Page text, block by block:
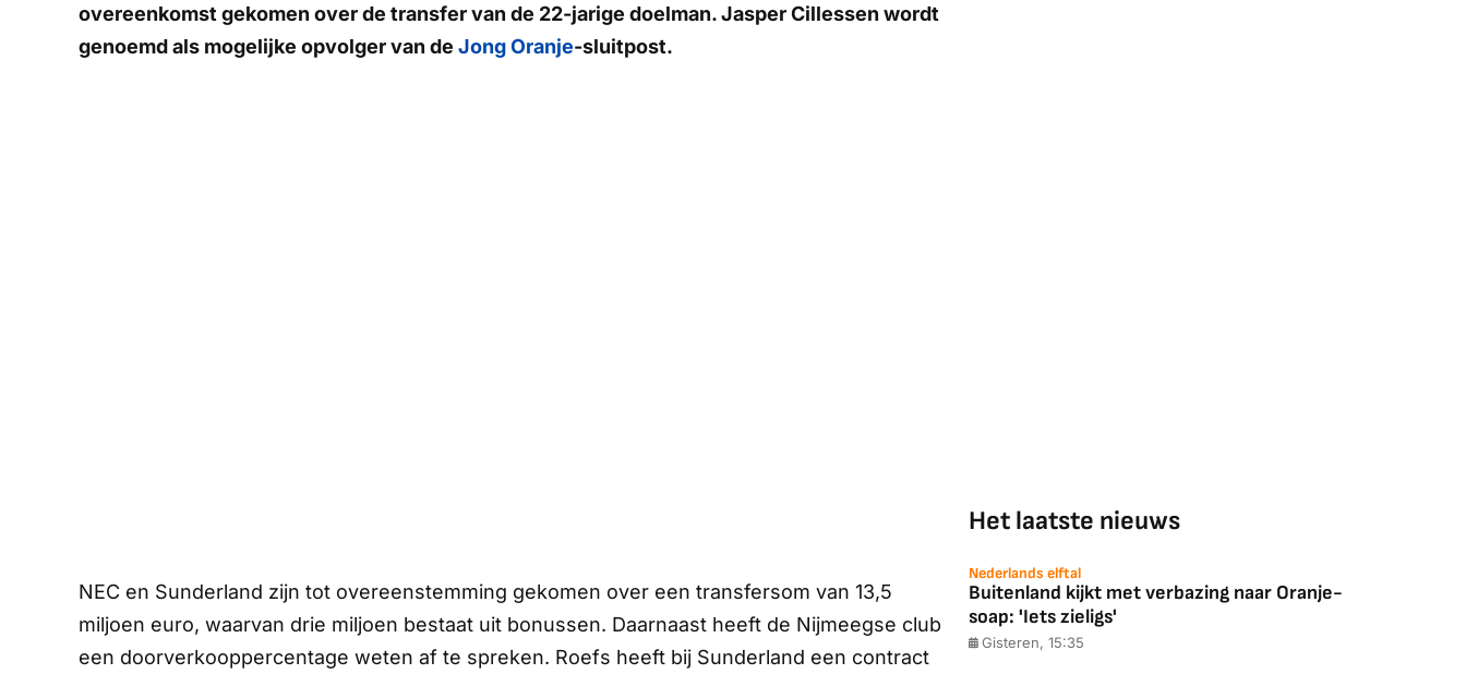
overeenkomst gekomen over de transfer van de 22-jarige doelman. Jasper Cillessen wordt
genoemd als mogelijke opvolger van de Jong Oranje-sluitpost.
NEC en Sunderland zijn tot overeenstemming gekomen over een transfersom van 13,5
miljoen euro, waarvan drie miljoen bestaat uit bonussen. Daarnaast heeft de Nijmeegse club
een doorverkooppercentage weten af te spreken. Roefs heeft bij Sunderland een contract
Het laatste nieuws
Nederlands elftal
Buitenland kijkt met verbazing naar Oranje-
soap: 'Iets zieligs'
Gisteren, 15:35